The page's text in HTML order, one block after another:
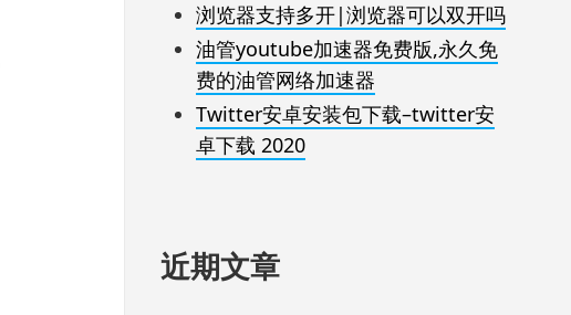
浏览器支持多开|浏览器可以双开吗
油管youtube加速器免费版,永久免
费的油管网络加速器
Twitter安卓安装包下载–twitter安
卓下载 2020
近期文章